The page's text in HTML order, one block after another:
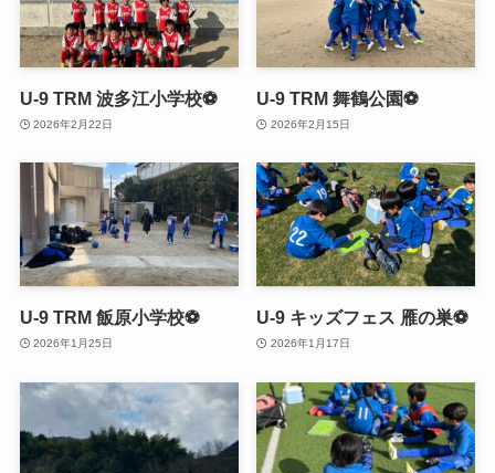
U-9 TRM 波多江小学校⚽
2026年2月22日
U-9 TRM 舞鶴公園⚽
2026年2月15日
U-9 TRM 飯原小学校⚽
2026年1月25日
U-9 キッズフェス 雁の巣⚽️
2026年1月17日